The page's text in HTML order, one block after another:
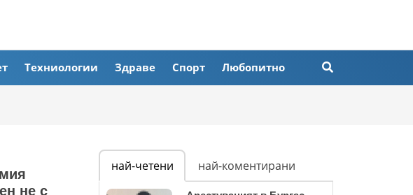
Техниологии Здраве Спорт Любопитно
не с
най-четени най-коментирани